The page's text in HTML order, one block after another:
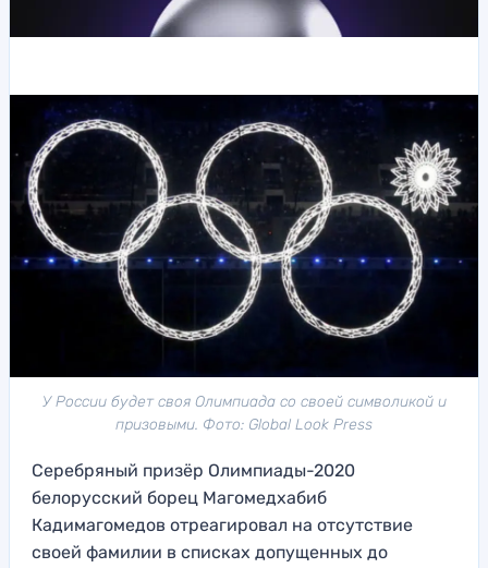
У России будет своя Олимпиада со своей символикой и
призовыми. Фото: Global Look Press
Серебряный призёр Олимпиады-2020
белорусский борец Магомедхабиб
Кадимагомедов отреагировал на отсутствие
своей фамилии в списках допущенных до